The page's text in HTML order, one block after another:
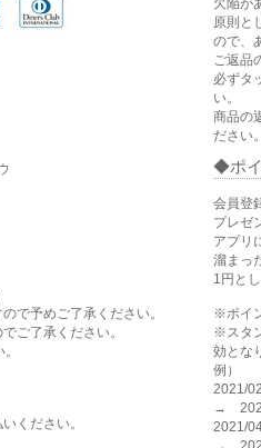
で予めご了承ください。
ご了承ください。
ください。
欠陥が
原則と
ので、
ご返品
必ずタ
い。
商品の
ださい
ポ
会員登
プレゼ
アプリ
溜まっ
1円と
※ポイ
※スタ
効とな
例）
2021/
→
2021/